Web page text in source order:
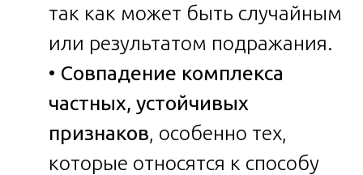
так как может быть случайным
или результатом подражания.
• Совпадение комплекса
частных, устойчивых
признаков, особенно тех,
которые относятся к способу